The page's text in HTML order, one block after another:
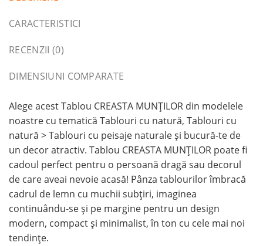
CARACTERISTICI
RECENZII (0)
DIMENSIUNI COMPARATE
Alege acest Tablou CREASTA MUNȚILOR din modelele
noastre cu tematică Tablouri cu natură, Tablouri cu
natură > Tablouri cu peisaje naturale și bucură-te de
un decor atractiv. Tablou CREASTA MUNȚILOR poate fi
cadoul perfect pentru o persoană dragă sau decorul
de care aveai nevoie acasă! Pânza tablourilor îmbracă
cadrul de lemn cu muchii subțiri, imaginea
continuându-se și pe margine pentru un design
modern, compact și minimalist, în ton cu cele mai noi
tendințe.